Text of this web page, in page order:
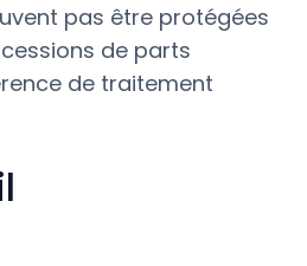
pas être protégées
de parts
de traitement